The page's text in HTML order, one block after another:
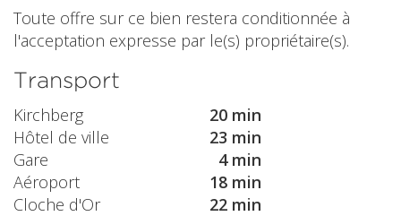
Toute offre sur ce bien restera conditionnée à
l'acceptation expresse par le(s) propriétaire(s).
Transport
Kirchberg
20 min
Hôtel de ville
23 min
Gare
4 min
Aéroport
18 min
Cloche d'Or
22 min